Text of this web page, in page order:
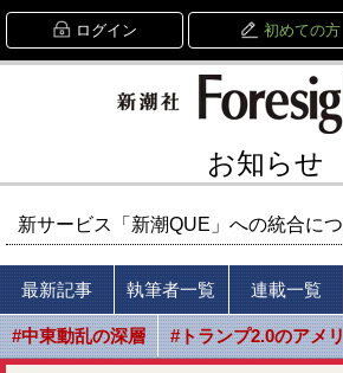
ログイン 初めての方
お知らせ
新サービス「新潮QUE」への統合に
最新記事 執筆者一覧 連載一覧
#中東動乱の深層 #トランプ2.0のアメ